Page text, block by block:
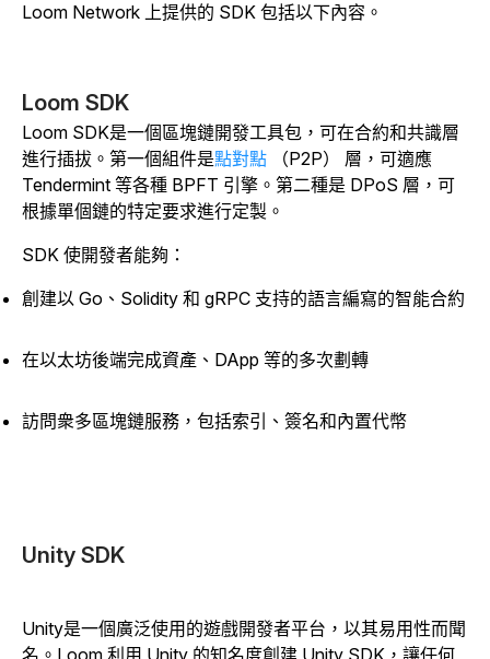
Loom Network 上提供的 SDK 包括以下內容。
Loom SDK
Loom SDK是一個區塊鏈開發工具包，可在合約和共識層
進行插拔。第一個組件是點對點
（P2P） 層，可適應
Tendermint 等各種 BPFT 引擎。 第二種是 DPoS 層，可
根據單個鏈的特定要求進行定製。
SDK 使開發者能夠：
創建以 Go、Solidity 和 gRPC 支持的語言編寫的智能合約
在以太坊後端完成資產、DApp 等的多次劃轉
訪問衆多區塊鏈服務，包括索引、簽名和內置代幣
Unity SDK
Unity是一個廣泛使用的遊戲開發者平台，以其易用性而聞
名。Loom 利用 Unity 的知名度創建 Unity SDK，讓任何